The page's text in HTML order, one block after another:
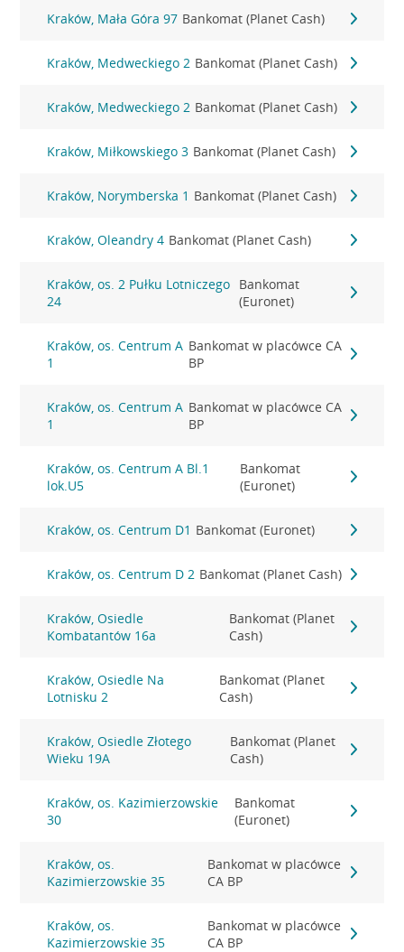
Kraków, Mała Góra 97 Bankomat (Planet Cash)
Kraków, Medweckiego 2 Bankomat (Planet Cash)
Kraków, Medweckiego 2 Bankomat (Planet Cash)
Kraków, Miłkowskiego 3 Bankomat (Planet Cash)
Kraków, Norymberska 1 Bankomat (Planet Cash)
Kraków, Oleandry 4 Bankomat (Planet Cash)
Kraków, os. 2 Pułku Lotniczego
24
Bankomat
(Euronet)
Kraków, os. Centrum A
1
Bankomat w placówce CA
BP
Kraków, os. Centrum A
1
Bankomat w placówce CA
BP
Kraków, os. Centrum A Bl.1
lok.U5
Bankomat
(Euronet)
Kraków, os. Centrum D1 Bankomat (Euronet)
Kraków, os. Centrum D 2 Bankomat (Planet Cash)
Kraków, Osiedle
Kombatantów 16a
Bankomat (Planet
Cash)
Kraków, Osiedle Na
Lotnisku 2
Bankomat (Planet
Cash)
Kraków, Osiedle Złotego
Wieku 19A
Bankomat (Planet
Cash)
Kraków, os. Kazimierzowskie
30
Bankomat
(Euronet)
Kraków, os.
Kazimierzowskie 35
Bankomat w placówce
CA BP
Kraków, os.
Kazimierzowskie 35
Bankomat w placówce
CA BP